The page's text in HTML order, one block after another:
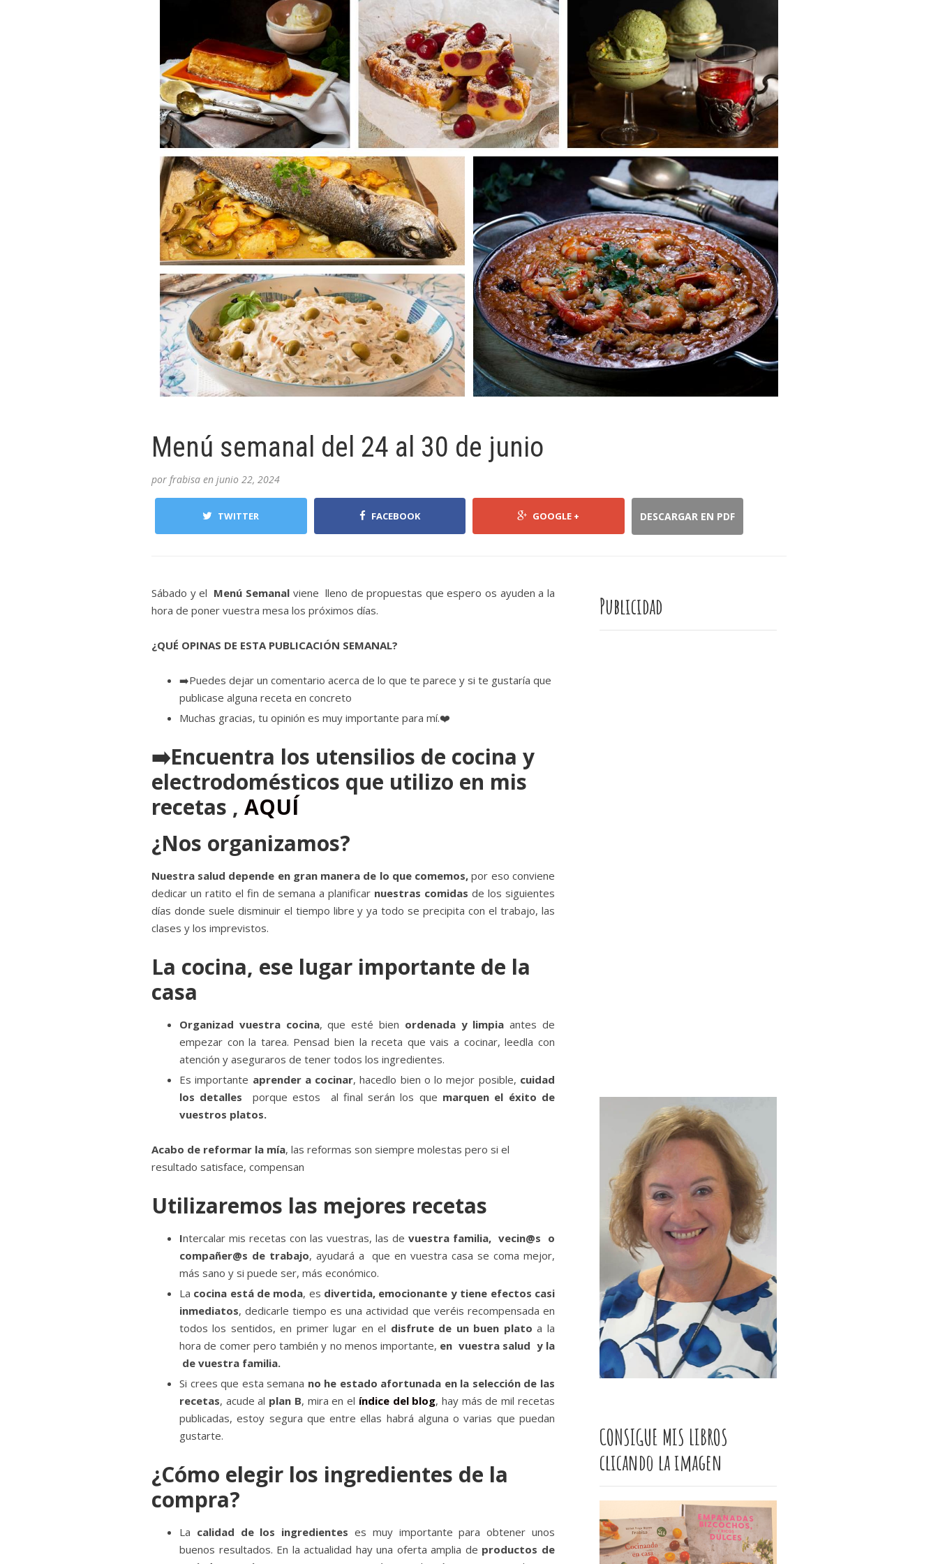
Menú semanal del 24 al 30 de junio
por frabisa en junio 22, 2024
TWITTER FACEBOOK GOOGLE + DESCARGAR EN PDF
Sábado y el Menú Semanal viene lleno de propuestas que espero os ayuden a la
hora de poner vuestra mesa los próximos días.
¿QUÉ OPINAS DE ESTA PUBLICACIÓN SEMANAL?
➡️Puedes dejar un comentario acerca de lo que te parece y si te gustaría que
publicase alguna receta en concreto
Muchas gracias, tu opinión es muy importante para mí.❤️
➡️Encuentra los utensilios de cocina y
electrodomésticos que utilizo en mis
recetas , AQUÍ
¿Nos organizamos?
Nuestra salud depende en gran manera de lo que comemos, por eso conviene
dedicar un ratito el fin de semana a planificar nuestras comidas de los siguientes
días donde suele disminuir el tiempo libre y ya todo se precipita con el trabajo, las
clases y los imprevistos.
La cocina, ese lugar importante de la
casa
Organizad vuestra cocina, que esté bien ordenada y limpia antes de
empezar con la tarea. Pensad bien la receta que vais a cocinar, leedla con
atención y aseguraros de tener todos los ingredientes.
Es importante aprender a cocinar, hacedlo bien o lo mejor posible, cuidad
los detalles porque estos al final serán los que marquen el éxito de
vuestros platos.
Acabo de reformar la mía, las reformas son siempre molestas pero si el
resultado satisface, compensan
Utilizaremos las mejores recetas
Intercalar mis recetas con las vuestras, las de vuestra familia, vecin@s o
compañer@s de trabajo, ayudará a que en vuestra casa se coma mejor,
más sano y si puede ser, más económico.
La cocina está de moda, es divertida, emocionante y tiene efectos casi
inmediatos, dedicarle tiempo es una actividad que veréis recompensada en
todos los sentidos, en primer lugar en el disfrute de un buen plato a la
hora de comer pero también y no menos importante, en vuestra salud y la
de vuestra familia.
Si crees que esta semana no he estado afortunada en la selección de las
recetas, acude al plan B, mira en el índice del blog, hay más de mil recetas
publicadas, estoy segura que entre ellas habrá alguna o varias que puedan
gustarte.
¿Cómo elegir los ingredientes de la
compra?
La calidad de los ingredientes es muy importante para obtener unos
buenos resultados. En la actualidad hay una oferta amplia de productos de
Publicidad
CONSIGUE MIS LIBROS
clicando la imagen